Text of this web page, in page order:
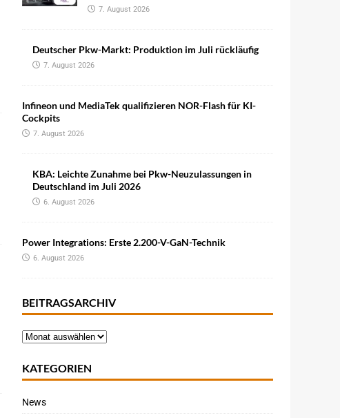
7. August 2026
Deutscher Pkw-Markt: Produktion im Juli rückläufig
7. August 2026
Infineon und MediaTek qualifizieren NOR-Flash für KI-
Cockpits
7. August 2026
KBA: Leichte Zunahme bei Pkw-Neuzulassungen in
Deutschland im Juli 2026
6. August 2026
Power Integrations: Erste 2.200-V-GaN-Technik
6. August 2026
BEITRAGSARCHIV
KATEGORIEN
News